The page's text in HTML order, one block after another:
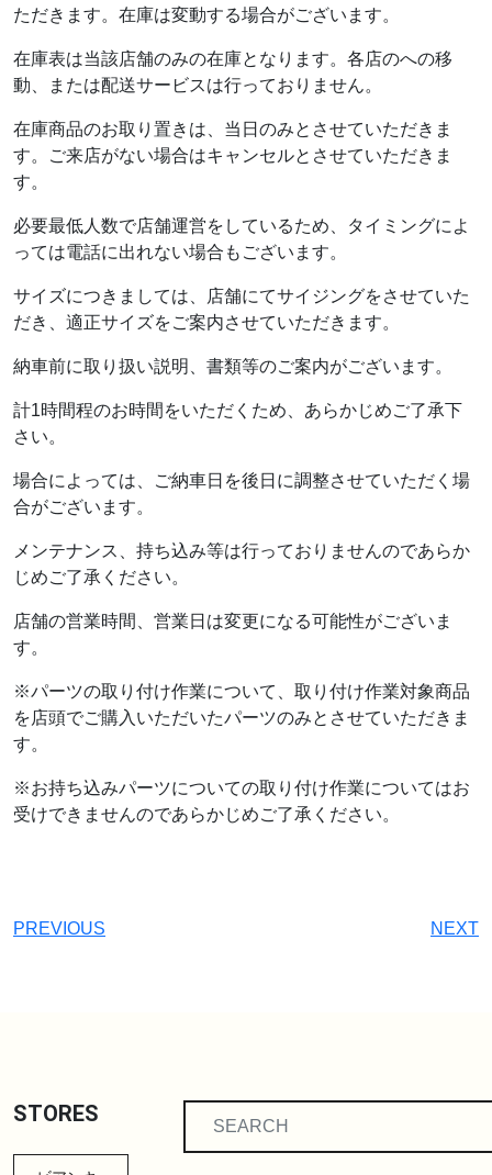
ただきます。在庫は変動する場合がございます。
在庫表は当該店舗のみの在庫となります。各店のへの移
動、または配送サービスは行っておりません。
在庫商品のお取り置きは、当日のみとさせていただきま
す。ご来店がない場合はキャンセルとさせていただきま
す。
必要最低人数で店舗運営をしているため、タイミングによ
っては電話に出れない場合もございます。
サイズにつきましては、店舗にてサイジングをさせていた
だき、適正サイズをご案内させていただきます。
納車前に取り扱い説明、書類等のご案内がございます。
計1時間程のお時間をいただくため、あらかじめご了承下
さい。
場合によっては、ご納車日を後日に調整させていただく場
合がございます。
メンテナンス、持ち込み等は行っておりませんのであらか
じめご了承ください。
店舗の営業時間、営業日は変更になる可能性がございま
す。
※パーツの取り付け作業について、取り付け作業対象商品
を店頭でご購入いただいたパーツのみとさせていただきま
す。
※お持ち込みパーツについての取り付け作業についてはお
受けできませんのであらかじめご了承ください。
PREVIOUS NEXT
STORES